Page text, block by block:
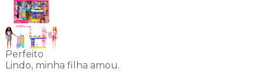
Perfeito
Lindo, minha filha amou.